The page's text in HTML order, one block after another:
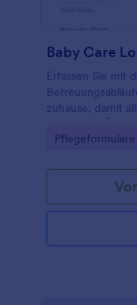
Baby Care
Erfassen Sie mit
zuhause, damit
Schlaf und
sind.
Go to Category:
Pflegeformulare